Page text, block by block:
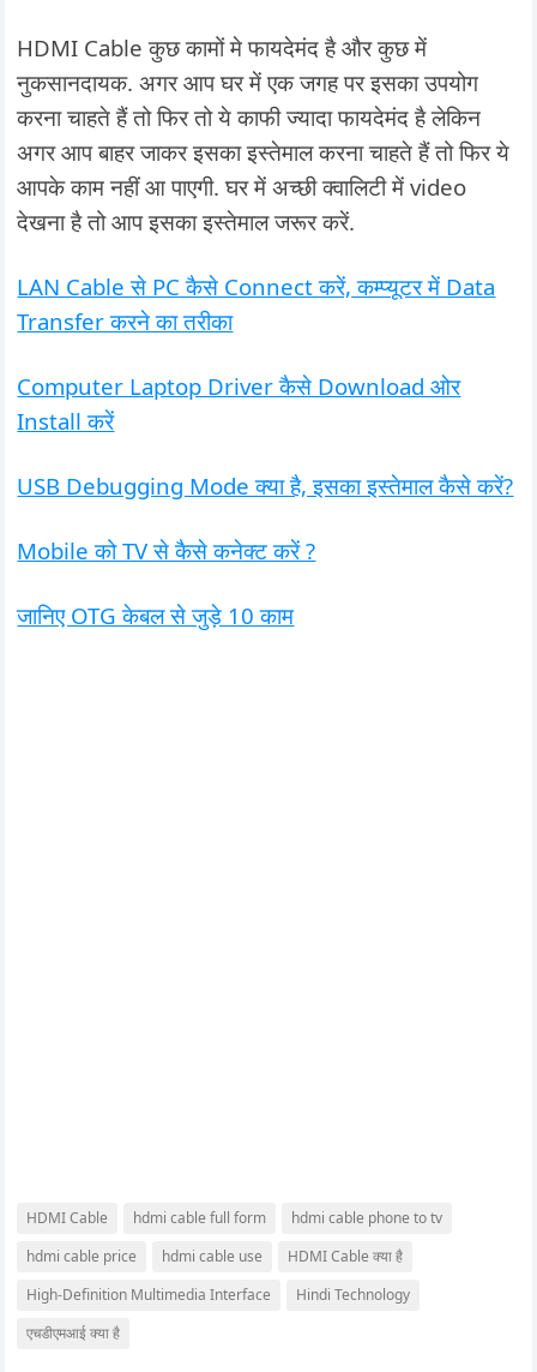
HDMI Cable कुछ कामों मे फायदेमंद है और कुछ में
नुकसानदायक. अगर आप घर में एक जगह पर इसका उपयोग
करना चाहते हैं तो फिर तो ये काफी ज्यादा फायदेमंद है लेकिन
अगर आप बाहर जाकर इसका इस्तेमाल करना चाहते हैं तो फिर ये
आपके काम नहीं आ पाएगी. घर में अच्छी क्वालिटी में video
देखना है तो आप इसका इस्तेमाल जरूर करें.
LAN Cable से PC कैसे Connect करें, कम्प्यूटर में Data
Transfer करने का तरीका
Computer Laptop Driver कैसे Download ओर
Install करें
USB Debugging Mode क्या है, इसका इस्तेमाल कैसे करें?
Mobile को TV से कैसे कनेक्ट करें ?
जानिए OTG केबल से जुड़े 10 काम
HDMI Cable hdmi cable full form
hdmi cable phone to tv
hdmi cable price
hdmi cable use
HDMI Cable क्या है
High-Definition Multimedia Interface
Hindi Technology
एचडीएमआई क्या है